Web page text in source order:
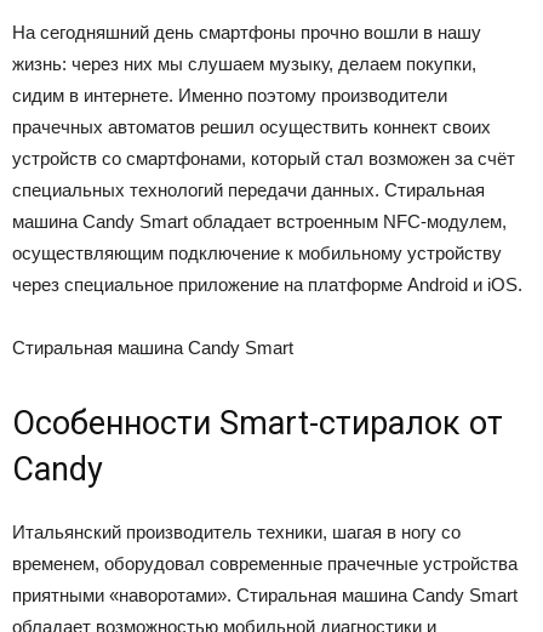
На сегодняшний день смартфоны прочно вошли в нашу
жизнь: через них мы слушаем музыку, делаем покупки,
сидим в интернете. Именно поэтому производители
прачечных автоматов решил осуществить коннект своих
устройств со смартфонами, который стал возможен за счёт
специальных технологий передачи данных. Стиральная
машина Candy Smart обладает встроенным NFC-модулем,
осуществляющим подключение к мобильному устройству
через специальное приложение на платформе Android и iOS.
Стиральная машина Candy Smart
Особенности Smart-стиралок от
Candy
Итальянский производитель техники, шагая в ногу со
временем, оборудовал современные прачечные устройства
приятными «наворотами». Стиральная машина Candy Smart
обладает возможностью мобильной диагностики и